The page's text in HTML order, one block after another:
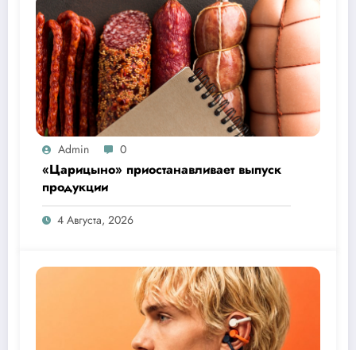
Admin 0
«Царицыно» приостанавливает выпуск
продукции
4 Августа, 2026